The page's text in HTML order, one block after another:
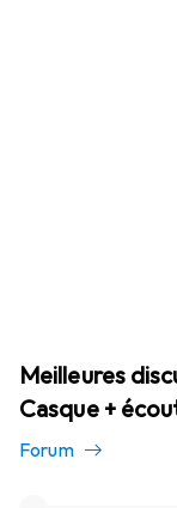
Meilleures
Casque +
Forum